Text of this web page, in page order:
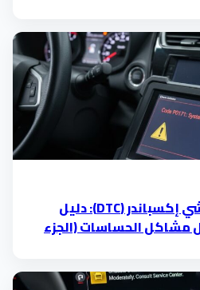
أكواد أعطال ميتسوبيشي إكسباندر (DTC): دليل
مشاكل الحساسات (الجزء